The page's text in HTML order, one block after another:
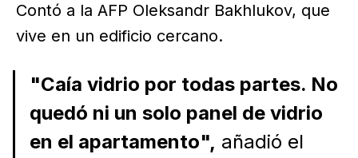
Contó a la AFP Oleksandr Bakhlukov, que
vive en un edificio cercano.
"Caía vidrio por todas partes. No
quedó ni un solo panel de vidrio
en el apartamento", añadió el